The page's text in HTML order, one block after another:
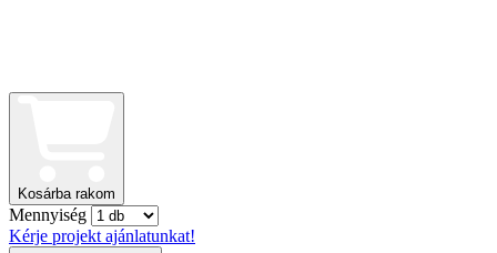
Kosárba rakom
Mennyiség
Kérje projekt ajánlatunkat!